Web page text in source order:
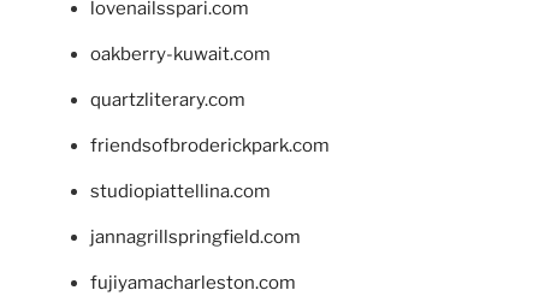
lovenailsspari.com
oakberry-kuwait.com
quartzliterary.com
friendsofbroderickpark.com
studiopiattellina.com
jannagrillspringfield.com
fujiyamacharleston.com